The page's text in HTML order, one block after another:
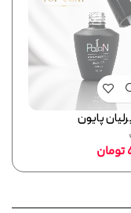
پایون
تومان